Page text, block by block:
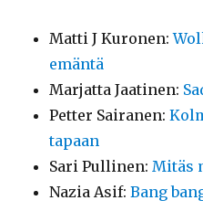
Matti J Kuronen:
emäntä
Marjatta Jaatinen:
Petter Sairanen:
tapaan
Sari Pullinen: Mitäs
Nazia Asif:Bang